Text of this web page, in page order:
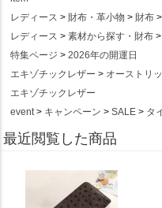
レディース
財布・革小物 財布
レディース
素材から探す・財布
特集ページ
2026年の開運日
エキゾチックレザー
オーストリ
エキゾチックレザー
event
キャンペーン SALE タ
最近閲覧した商品